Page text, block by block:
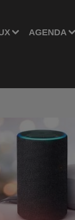
AGENDA